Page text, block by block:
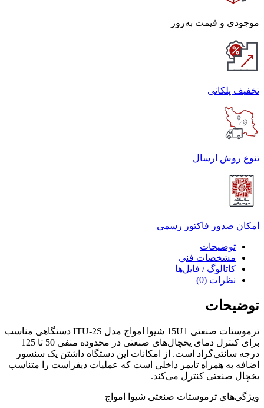
2S
موجودی و قیمت به‌روز
تخفیف پلکانی
تنوع روش ارسال
امکان صدور فاکتور رسمی
توضیحات
مشخصات فنی
کاتالوگ / فایل‌ها
نظرات (0)
توضیحات
ترموستات صنعتی 15U1 شیوا امواج مدل ITU-2S دستگاهی مناسب
برای کنترل دمای یخچال‌های صنعتی در محدوده منفی 50 تا 125
درجه سانتی‌گراد است. از امکانات این دستگاه داشتن یک سنسور
اضافه به همراه تایمر داخلی است که عملیات دیفراست را متناسب
یخچال صنعتی کنترل می‌کند.
ویژگی‌های ترموستات صنعتی شیوا امواج